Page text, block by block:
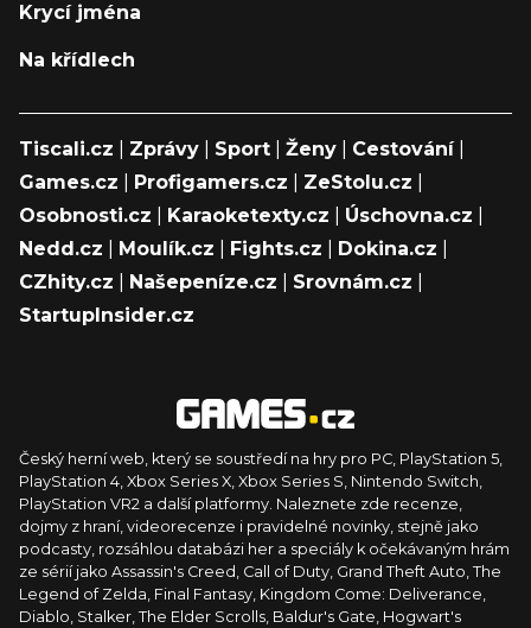
Krycí jména
Na křídlech
Tiscali.cz Zprávy Sport Ženy Cestování|
Games.cz
Profigamers.cz ZeStolu.cz
Osobnosti.cz
Karaoketexty.cz Úschovna.cz
Nedd.cz
Moulík.cz Fights.cz Dokina.cz
CZhity.cz
Našepeníze.cz Srovnám.cz
StartupInsider.cz
Český herní web, který se soustředí na hry pro PC, PlayStation 5,
PlayStation 4, Xbox Series X, Xbox Series S, Nintendo Switch,
PlayStation VR2 a další platformy. Naleznete zde recenze,
dojmy z hraní, videorecenze i pravidelné novinky, stejně jako
podcasty, rozsáhlou databázi her a speciály k očekávaným hrám
ze sérií jako Assassin's Creed, Call of Duty, Grand Theft Auto, The
Legend of Zelda, Final Fantasy, Kingdom Come: Deliverance,
Diablo, Stalker, The Elder Scrolls, Baldur's Gate, Hogwart's